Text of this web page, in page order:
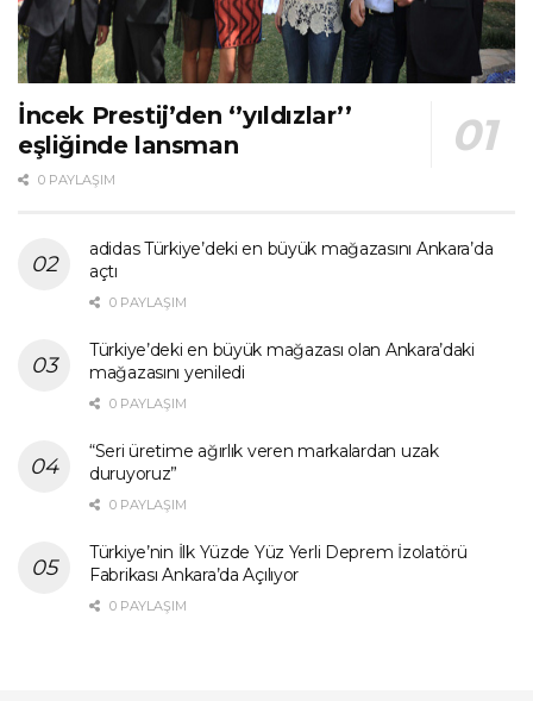
İncek Prestij’den ‘’yıldızlar’’
eşliğinde lansman
0 PAYLAŞIM
adidas Türkiye’deki en büyük mağazasını Ankara’da
açtı
0 PAYLAŞIM
Türkiye’deki en büyük mağazası olan Ankara’daki
mağazasını yeniledi
0 PAYLAŞIM
“Seri üretime ağırlık veren markalardan uzak
duruyoruz”
0 PAYLAŞIM
Türkiye’nin İlk Yüzde Yüz Yerli Deprem İzolatörü
Fabrikası Ankara’da Açılıyor
0 PAYLAŞIM